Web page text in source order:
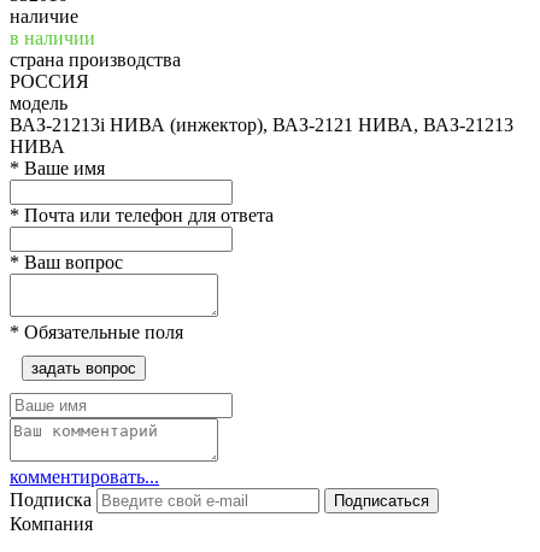
наличие
в наличии
страна производства
РОССИЯ
модель
ВАЗ-21213i НИВА (инжектор), ВАЗ-2121 НИВА, ВАЗ-21213
НИВА
* Ваше имя
* Почта или телефон для ответа
* Ваш вопрос
* Обязательные поля
задать вопрос
комментировать...
Подписка
Подписаться
Компания